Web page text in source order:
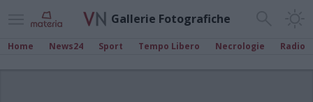
Gallerie Fotografiche
Home News24 Sport Tempo Libero Necrologie Radio